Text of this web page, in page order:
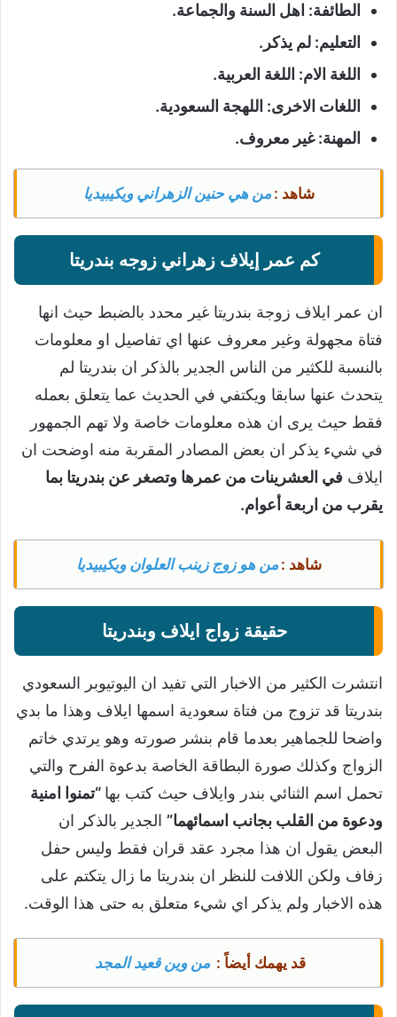
الطائفة: اهل السنة والجماعة.
التعليم: لم يذكر.
اللغة الام: اللغة العربية.
اللغات الاخرى: اللهجة السعودية.
المهنة: غير معروف.
شاهد : من هي حنين الزهراني ويكيبيديا
كم عمر إيلاف زهراني زوجه بندريتا
ان عمر ايلاف زوجة بندريتا غير محدد بالضبط حيث انها
فتاة مجهولة وغير معروف عنها اي تفاصيل او معلومات
بالنسبة للكثير من الناس الجدير بالذكر ان بندريتا لم
يتحدث عنها سابقا ويكتفي في الحديث عما يتعلق بعمله
فقط حيث يرى ان هذه معلومات خاصة ولا تهم الجمهور
في شيء يذكر ان بعض المصادر المقربة منه اوضحت ان
ايلاف في العشرينات من عمرها وتصغر عن بندريتا بما
يقرب من اربعة أعوام.
شاهد : من هو زوج زينب العلوان ويكيبيديا
حقيقة زواج ايلاف وبندريتا
انتشرت الكثير من الاخبار التي تفيد ان اليوتيوبر السعودي
بندريتا قد تزوج من فتاة سعودية اسمها ايلاف وهذا ما بدي
واضحا للجماهير بعدما قام بنشر صورته وهو يرتدي خاتم
الزواج وكذلك صورة البطاقة الخاصة بدعوة الفرح والتي
تحمل اسم الثنائي بندر وايلاف حيث كتب بها “تمنوا امنية
ودعوة من القلب بجانب اسمائهما” الجدير بالذكر ان
البعض يقول ان هذا مجرد عقد قران فقط وليس حفل
زفاف ولكن اللافت للنظر ان بندريتا ما زال يتكتم على
هذه الاخبار ولم يذكر اي شيء متعلق به حتى هذا الوقت.
قد يهمك أيضاً : من وين قعيد المجد